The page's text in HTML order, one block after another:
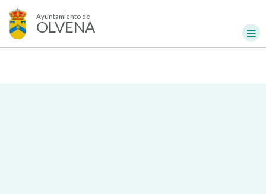
Ayuntamiento de
OLVENA